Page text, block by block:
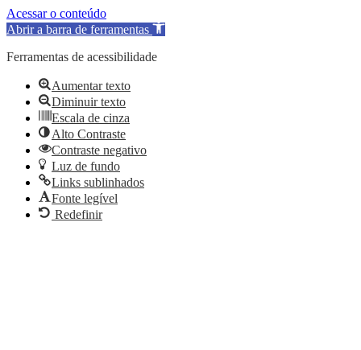
Acessar o conteúdo
Abrir a barra de ferramentas
Ferramentas de acessibilidade
Aumentar texto
Diminuir texto
Escala de cinza
Alto Contraste
Contraste negativo
Luz de fundo
Links sublinhados
Fonte legível
Redefinir